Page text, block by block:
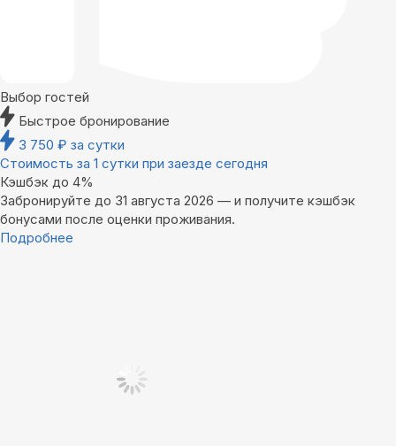
Выбор гостей
Быстрое бронирование
3 750 ₽ за сутки
Стоимость за 1 сутки при заезде сегодня
Кэшбэк до 4%
Забронируйте до 31 августа 2026 — и получите кэшбэк
бонусами после оценки проживания.
Подробнее